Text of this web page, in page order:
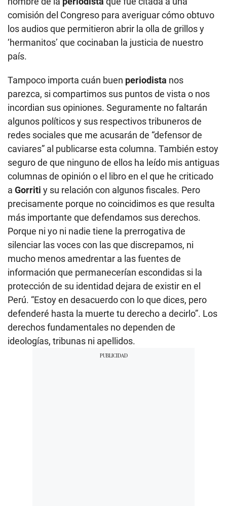
comisión del Congreso para averiguar cómo obtuvo
los audios que permitieron abrir la olla de grillos y
‘hermanitos’ que cocinaban la justicia de nuestro
país.
Tampoco importa cuán buen periodista nos
parezca, si compartimos sus puntos de vista o nos
incordian sus opiniones. Seguramente no faltarán
algunos políticos y sus respectivos tribuneros de
redes sociales que me acusarán de “defensor de
caviares” al publicarse esta columna. También estoy
seguro de que ninguno de ellos ha leído mis antiguas
columnas de opinión o el libro en el que he criticado
a Gorriti y su relación con algunos fiscales. Pero
precisamente porque no coincidimos es que resulta
más importante que defendamos sus derechos.
Porque ni yo ni nadie tiene la prerrogativa de
silenciar las voces con las que discrepamos, ni
mucho menos amedrentar a las fuentes de
información que permanecerían escondidas si la
protección de su identidad dejara de existir en el
Perú. “Estoy en desacuerdo con lo que dices, pero
defenderé hasta la muerte tu derecho a decirlo”. Los
derechos fundamentales no dependen de
ideologías, tribunas ni apellidos.